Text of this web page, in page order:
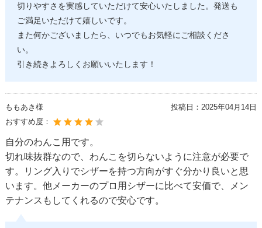
切りやすさを実感していただけて安心いたしました。発送も
ご満足いただけて嬉しいです。
また何かございましたら、いつでもお気軽にご相談くださ
い。
引き続きよろしくお願いいたします！
ももあき様 投稿日： 2025年04月14日
おすすめ度：
自分のわんこ用です。
切れ味抜群なので、わんこを切らないように注意が必要で
す。リング入りでシザーを持つ方向がすぐ分かり良いと思
います。他メーカーのプロ用シザーに比べて安価で、メン
テナンスもしてくれるので安心です。